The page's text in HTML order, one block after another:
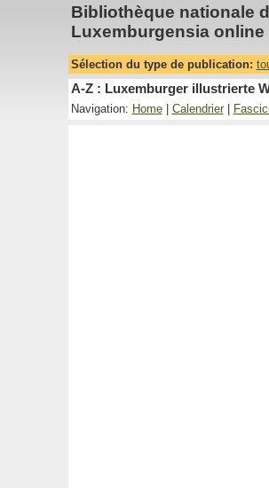
Bibliothèque nationale
Luxemburgensia online
Sélection du type de publication:
A-Z : Luxemburger illustrierte
Navigation: Home| Calendrier|